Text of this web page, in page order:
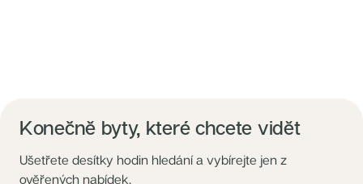
Konečně byty, které chcete vidět
Ušetřete desítky hodin hledání a vybírejte jen z
ověřených nabídek.